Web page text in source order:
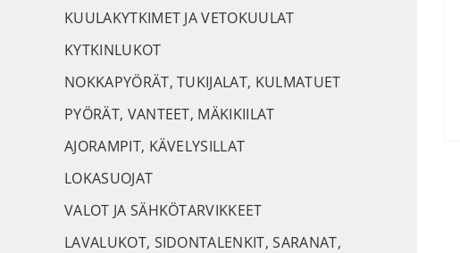
KUULAKYTKIMET JA VETOKUULAT
KYTKINLUKOT
NOKKAPYÖRÄT, TUKIJALAT, KULMATUET
PYÖRÄT, VANTEET, MÄKIKIILAT
AJORAMPIT, KÄVELYSILLAT
LOKASUOJAT
VALOT JA SÄHKÖTARVIKKEET
LAVALUKOT, SIDONTALENKIT, SARANAT,